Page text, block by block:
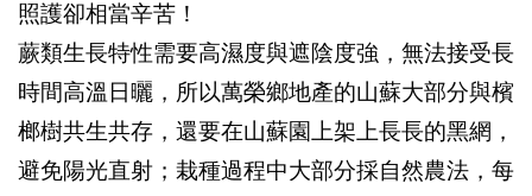
照護卻相當辛苦！
蕨類生長特性需要高濕度與遮陰度強，無法接受長
時間高溫日曬，所以萬榮鄉地產的山蘇大部分與檳
榔樹共生共存，還要在山蘇園上架上長長的黑網，
避免陽光直射；栽種過程中大部分採自然農法，每